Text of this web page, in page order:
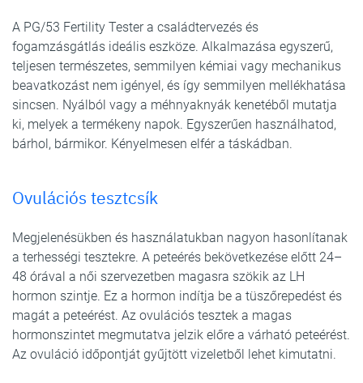
A PG/53 Fertility Tester a családtervezés és
fogamzásgátlás ideális eszköze. Alkalmazása egyszerű,
teljesen természetes, semmilyen kémiai vagy mechanikus
beavatkozást nem igényel, és így semmilyen mellékhatása
sincsen. Nyálból vagy a méhnyaknyák kenetéből mutatja
ki, melyek a termékeny napok. Egyszerűen használhatod,
bárhol, bármikor. Kényelmesen elfér a táskádban.
Ovulációs tesztcsík
Megjelenésükben és használatukban nagyon hasonlítanak
a terhességi tesztekre. A peteérés bekövetkezése előtt 24–
48 órával a női szervezetben magasra szökik az LH
hormon szintje. Ez a hormon indítja be a tüszőrepedést és
magát a peteérést. Az ovulációs tesztek a magas
hormonszintet megmutatva jelzik előre a várható peteérést.
Az ovuláció időpontját gyűjtött vizeletből lehet kimutatni.